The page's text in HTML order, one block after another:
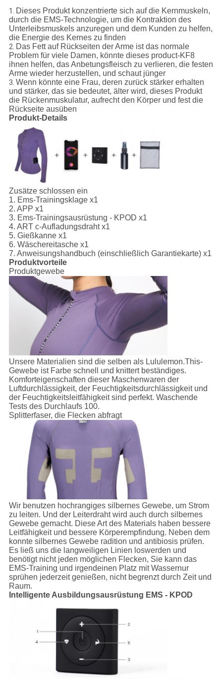
1.
Dieses Produkt konzentrierte sich auf die Kernmuskeln,
durch die EMS-Technologie, um die Kontraktion des
Unterleibsmuskels anzuregen und dem Kunden zu helfen,
die Energie des Kernes zu finden
2. Das Fett auf Rückseiten der Arme ist das normale
Problem für viele Damen, könnte dieses product-KF8
ihnen helfen, das Anbetungsfleisch zu verlieren, die festen
Arme wieder herzustellen, und schaut jünger
3. Wenn könnte eine Frau, deren zurück stärker erhalten
und stärker, das sie bedeutet, älter wird, dieses Produkt
die Rückenmuskulatur, aufrecht den Körper und fest die
Rückseite ausüben
Produkt-Details
Zusätze schlossen ein
1. Ems-Trainingsklage x1
2. APP x1
3. Ems-Trainingsausrüstung - KPOD x1
4. ART c-Aufladungsdraht x1
5. Gießkanne x1
6. Wäschereitasche x1
7. Anweisungshandbuch (einschließlich Garantiekarte) x1
Produktvorteile
Produktgewebe
Unsere Materialien sind die selben als Lululemon.This-
Gewebe ist Farbe schnell und knittert beständiges.
Komforteigenschaften dieser Maschenwaren der
Luftdurchlässigkeit, der Feuchtigkeitsdurchlässigkeit und
der Feuchtigkeitsleitfähigkeit sind perfekt. Waschende
Tests des Durchlaufs 100.
Splitterfaser, die Flecken abfragt
Wir benutzen hochrangiges silbernes Gewebe, um Strom
zu leiten. Und der Leiterdraht wird auch durch silbernes
Gewebe gemacht. Diese Art des Materials haben bessere
Leitfähigkeit und bessere Körperempfindung. Neben dem
konnte silbernes Gewebe radition und antibiosis prüfen.
Es ließ uns die langweiligen Linien loswerden und
benötigt nicht jeden möglichen Flecken, Sie kann das
EMS-Training und irgendeinen Platz mit Wassernur
sprühen jederzeit genießen, nicht begrenzt durch Zeit und
Raum.
Intelligente Ausbildungsausrüstung EMS - KPOD